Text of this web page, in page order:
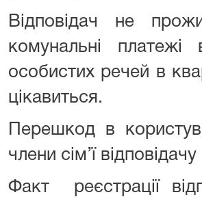
Відповідач не
комунальні
особистих речей в
цікавиться.
Перешкод в
члени сім’ї
Факт реєстрації